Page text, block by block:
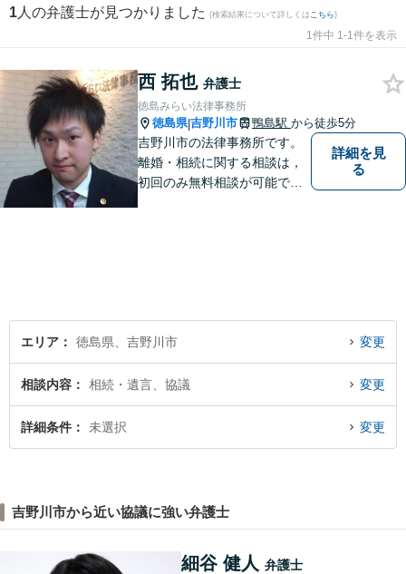
1 人の弁護士が見つかりました (検索結果について詳しくは こちら)
1件中 1-1件を表示
西 拓也 弁護士
徳島みらい法律事務所
徳島県|吉野川市 鴨島駅 から徒歩5分
吉野川市の法律事務所です。
離婚・相続に関する相談は，
初回のみ無料相談が可能です
詳細を見
る
エリア 徳島県、吉野川市 変更
相談内容 相続・遺言、協議 変更
詳細条件 未選択 変更
吉野川市から近い協議に強い弁護士
細谷 健人 弁護士